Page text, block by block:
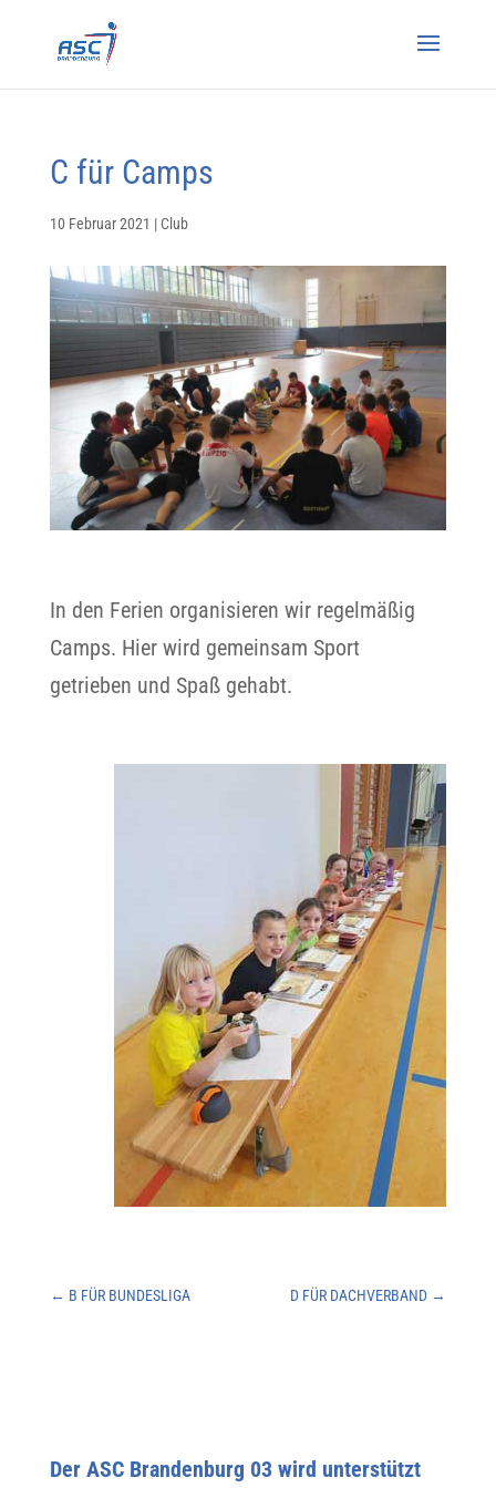
C für Camps
10 Februar 2021 | Club
In den Ferien organisieren wir regelmäßig
Camps. Hier wird gemeinsam Sport
getrieben und Spaß gehabt.
← B FÜR BUNDESLIGA D FÜR DACHVERBAND →
Der ASC Brandenburg 03 wird unterstützt